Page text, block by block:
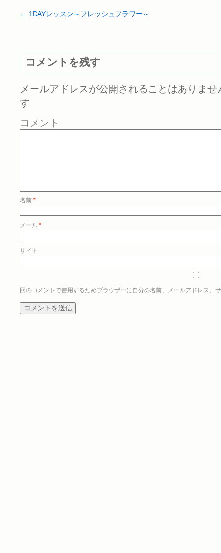
← 1DAYレッスン～フレッシュフラワー～
コメントを残す
メールアドレスが公開されることはありませ
す
コメント
名前 *
メール *
サイト
回のコメントで使用するためブラウザーに自分の名前、メールアドレス、